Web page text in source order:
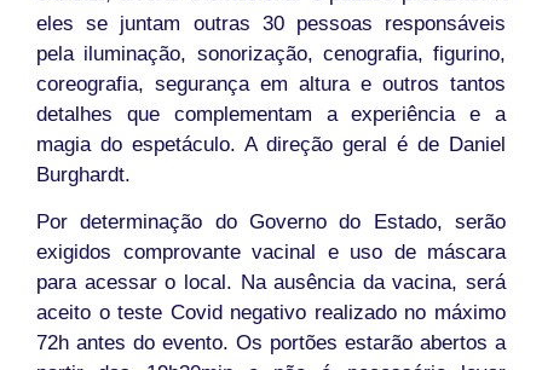
eles se juntam outras 30 pessoas responsáveis
pela iluminação, sonorização, cenografia, figurino,
coreografia, segurança em altura e outros tantos
detalhes que complementam a experiência e a
magia do espetáculo. A direção geral é de Daniel
Burghardt.
Por determinação do Governo do Estado, serão
exigidos comprovante vacinal e uso de máscara
para acessar o local. Na ausência da vacina, será
aceito o teste Covid negativo realizado no máximo
72h antes do evento. Os portões estarão abertos a